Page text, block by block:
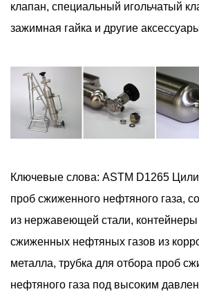
клапан, специальный игольчатый
зажимная гайка и другие
Ключевые слова: ASTM D1265
проб сжиженного нефтяного газа,
из нержавеющей стали,
сжиженных нефтяных газов из
металла, трубка для отбора проб
нефтяного газа под высоким